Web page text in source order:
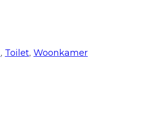
, Toilet, Woonkamer